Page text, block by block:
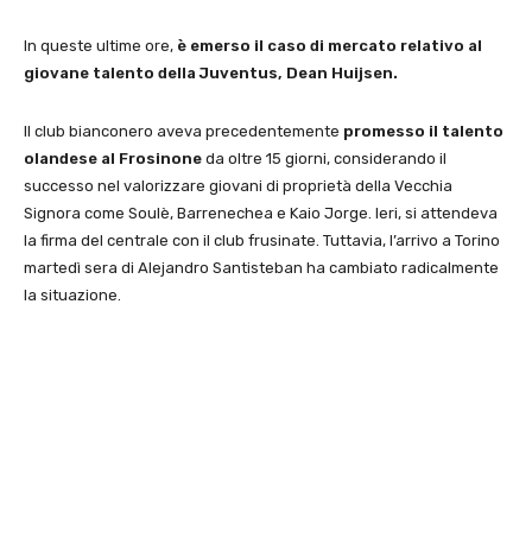
In queste ultime ore, è emerso il caso di mercato relativo al
giovane talento della Juventus, Dean Huijsen.
Il club bianconero aveva precedentemente promesso il talento
olandese al Frosinone da oltre 15 giorni, considerando il
successo nel valorizzare giovani di proprietà della Vecchia
Signora come Soulè, Barrenechea e Kaio Jorge. Ieri, si attendeva
la firma del centrale con il club frusinate. Tuttavia, l’arrivo a Torino
martedì sera di Alejandro Santisteban ha cambiato radicalmente
la situazione.